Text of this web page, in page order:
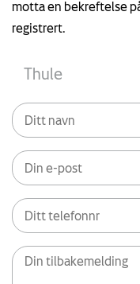
motta en bekreftelse
registrert.